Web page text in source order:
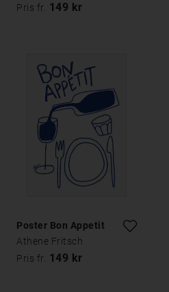
Pris fr. 149 kr
Poster Bon Appetit
Athene Fritsch
Pris fr. 149 kr